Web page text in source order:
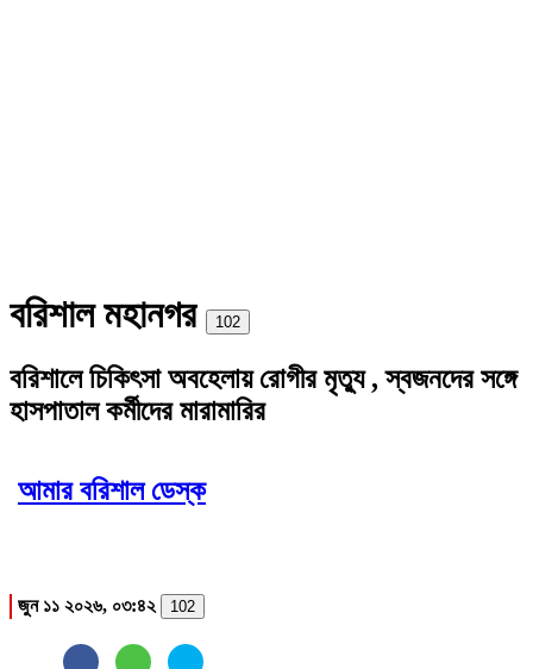
বরিশাল মহানগর 102
বরিশালে চিকিৎসা অবহেলায় রোগীর মৃত্যু , স্বজনদের সঙ্গে
হাসপাতাল কর্মীদের মারামারির
আমার বরিশাল ডেস্ক
জুন ১১ ২০২৬, ০৩:৪২ 102